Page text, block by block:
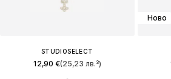
STUDIOSELECT
12,90 €(25,23 лв.³)
Ново